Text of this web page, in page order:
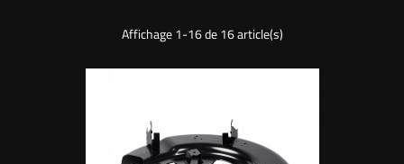
Affichage 1-16 de 16 article(s)